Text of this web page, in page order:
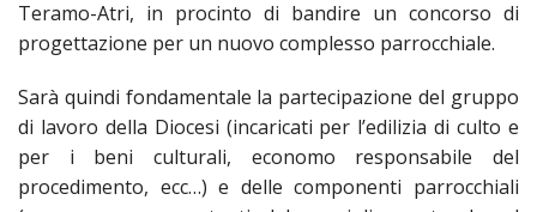
E
Teramo-Atri, in procinto di bandire un concorso di
progettazione per un nuovo complesso parrocchiale.
Sarà quindi fondamentale la partecipazione del gruppo
di lavoro della Diocesi (incaricati per l’edilizia di culto e
per i beni culturali, economo responsabile del
procedimento, ecc…) e delle componenti parrocchiali